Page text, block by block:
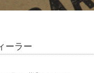
ーラー